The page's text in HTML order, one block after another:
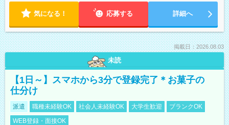
気になる！ 応募する 詳細へ
掲載日：2026.08.03
未読
【1日～】スマホから3分で登録完了＊お菓子の
仕分け
派遣 職種未経験OK 社会人未経験OK 大学生歓迎
ブランクOK
WEB登録・面接OK